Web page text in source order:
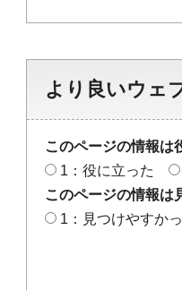
より良いウェ
このページの情報は
1：役に立った
このページの情報は
1：見つけやすか